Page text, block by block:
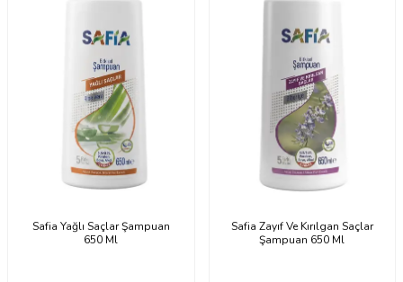
Safia Yağlı Saçlar Şampuan
650 Ml
Safia Zayıf Ve Kırılgan Saçlar
Şampuan 650 Ml